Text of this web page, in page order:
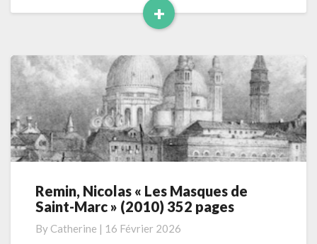
+
Read
Remin,
Nicolas
Masques
Remin, Nicolas « Les Masques de
Saint-Marc » (2010) 352 pages
By Catherine | 16 Février 2026